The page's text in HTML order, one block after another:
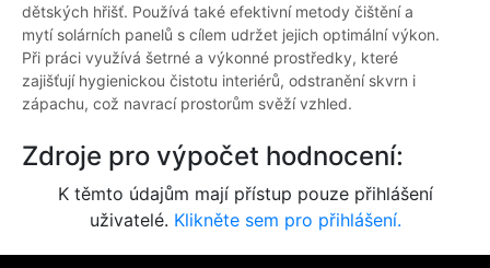
dětských hřišť. Používá také efektivní metody čištění a
mytí solárních panelů s cílem udržet jejich optimální výkon.
Při práci využívá šetrné a výkonné prostředky, které
zajišťují hygienickou čistotu interiérů, odstranění skvrn i
zápachu, což navrací prostorům svěží vzhled.
Zdroje pro výpočet hodnocení:
K těmto údajům mají přístup pouze přihlášení
uživatelé. Klikněte sem pro přihlášení.